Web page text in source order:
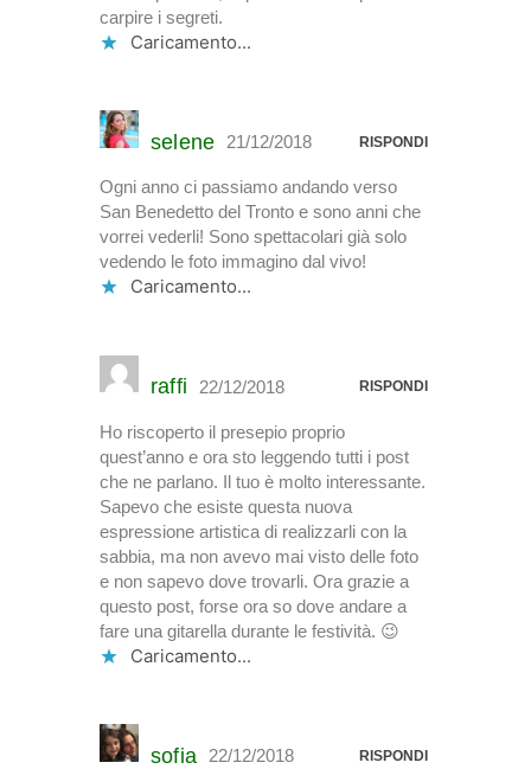
carpire i segreti.
Caricamento...
selene 21/12/2018 RISPONDI
Ogni anno ci passiamo andando verso
San Benedetto del Tronto e sono anni che
vorrei vederli! Sono spettacolari già solo
vedendo le foto immagino dal vivo!
Caricamento...
raffi 22/12/2018 RISPONDI
Ho riscoperto il presepio proprio
quest’anno e ora sto leggendo tutti i post
che ne parlano. Il tuo è molto interessante.
Sapevo che esiste questa nuova
espressione artistica di realizzarli con la
sabbia, ma non avevo mai visto delle foto
e non sapevo dove trovarli. Ora grazie a
questo post, forse ora so dove andare a
fare una gitarella durante le festività. 😉
Caricamento...
sofia 22/12/2018 RISPONDI